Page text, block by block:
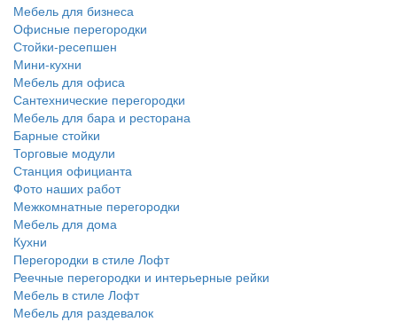
Мебель для бизнеса
Офисные перегородки
Стойки-ресепшен
Мини-кухни
Мебель для офиса
Сантехнические перегородки
Мебель для бара и ресторана
Барные стойки
Торговые модули
Станция официанта
Фото наших работ
Межкомнатные перегородки
Мебель для дома
Кухни
Перегородки в стиле Лофт
Реечные перегородки и интерьерные рейки
Мебель в стиле Лофт
Мебель для раздевалок